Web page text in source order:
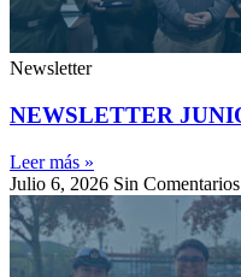
Newsletter
NEWSLETTER
Leer más »
Julio 6, 2026 Sin Comentarios